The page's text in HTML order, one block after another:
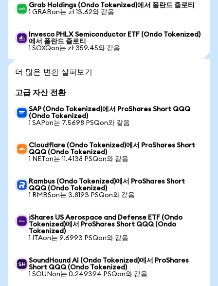
Grab Holdings (Ondo Tokenized)에서 폴란드 즐로티
1 GRABon는 zł 13.62와 같음
Invesco PHLX Semiconductor ETF (Ondo Tokenized)
에서 폴란드 즐로티
1 SOXQon는 zł 359.45와 같음
더 많은 변환 살펴보기
고급 자산 전환
SAP (Ondo Tokenized)에서 ProShares Short QQQ
(Ondo Tokenized)
1 SAPon는 7.5698 PSQon와 같음
Cloudflare (Ondo Tokenized)에서 ProShares Short
QQQ (Ondo Tokenized)
1 NETon는 11.4138 PSQon와 같음
Rambus (Ondo Tokenized)에서 ProShares Short
QQQ (Ondo Tokenized)
1 RMBSon는 3.8193 PSQon와 같음
iShares US Aerospace and Defense ETF (Ondo
Tokenized)에서 ProShares Short QQQ (Ondo
Tokenized)
1 ITAon는 9.6993 PSQon와 같음
SoundHound AI (Ondo Tokenized)에서 ProShares
Short QQQ (Ondo Tokenized)
1 SOUNon는 0.249394 PSQon와 같음